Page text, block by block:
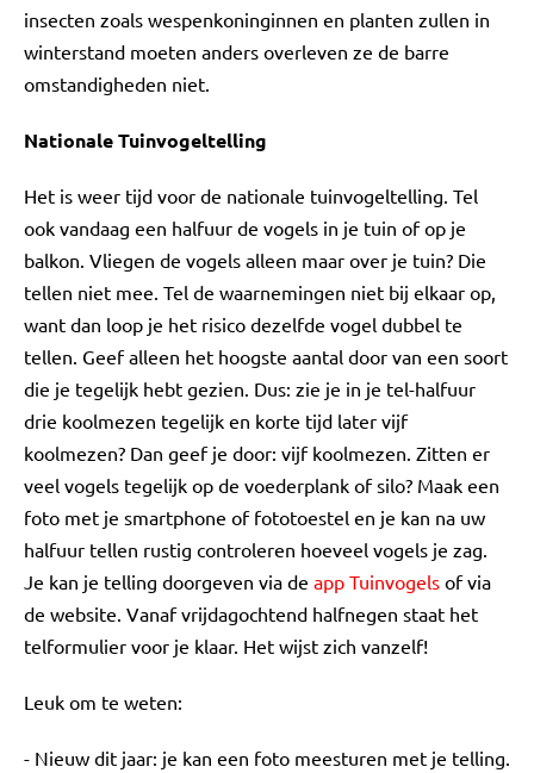
insecten zoals wespenkoninginnen en planten zullen in
winterstand moeten anders overleven ze de barre
omstandigheden niet.
Nationale Tuinvogeltelling
Het is weer tijd voor de nationale tuinvogeltelling. Tel
ook vandaag een halfuur de vogels in je tuin of op je
balkon. Vliegen de vogels alleen maar over je tuin? Die
tellen niet mee. Tel de waarnemingen niet bij elkaar op,
want dan loop je het risico dezelfde vogel dubbel te
tellen. Geef alleen het hoogste aantal door van een soort
die je tegelijk hebt gezien. Dus: zie je in je tel-halfuur
drie koolmezen tegelijk en korte tijd later vijf
koolmezen? Dan geef je door: vijf koolmezen. Zitten er
veel vogels tegelijk op de voederplank of silo? Maak een
foto met je smartphone of fototoestel en je kan na uw
halfuur tellen rustig controleren hoeveel vogels je zag.
Je kan je telling doorgeven via de app Tuinvogels of via
de website. Vanaf vrijdagochtend halfnegen staat het
telformulier voor je klaar. Het wijst zich vanzelf!
Leuk om te weten:
- Nieuw dit jaar: je kan een foto meesturen met je telling.